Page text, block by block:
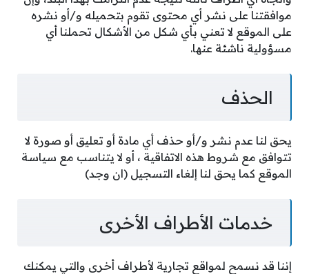
موافقتنا على نشر أي محتوى تقوم بتحميله و/أو نشره
على الموقع لا تعني بأي شكل من الأشكال تحملنا أي
مسؤولية ناشئة عنها.
الحذف
يحق لنا عدم نشر و/أو حذف أي مادة أو تعليق أو صورة لا
تتوافق مع شروط هذه الاتفاقية ، أو لا يتناسب مع سياسة
الموقع كما يحق لنا إلغاء التسجيل (ان وجد)
خدمات الأطراف الأخرى
إننا قد نسمح لمواقع تجارية لأطراف أخرى والتي يمكنك